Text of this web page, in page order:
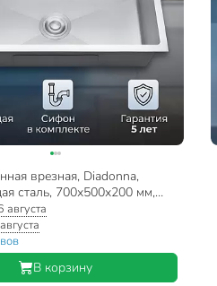
врезная, Diadonna,
сталь, 700х500х200 мм,
августа
В корзину